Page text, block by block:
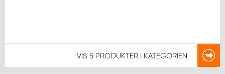
VIS 5 PRODUKTER I KATEGORIEN